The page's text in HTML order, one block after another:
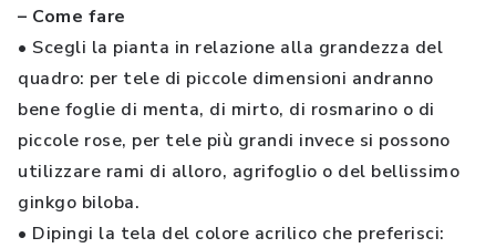
– Come fare
• Scegli la pianta in relazione alla grandezza del
quadro: per tele di piccole dimensioni andranno
bene foglie di menta, di mirto, di rosmarino o di
piccole rose, per tele più grandi invece si possono
utilizzare rami di alloro, agrifoglio o del bellissimo
ginkgo biloba.
• Dipingi la tela del colore acrilico che preferisci: